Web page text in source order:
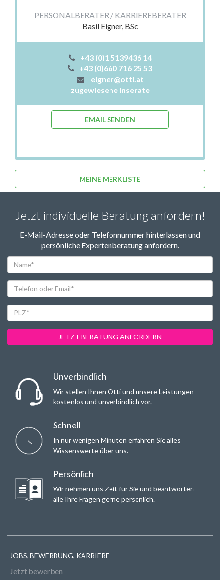
PERSONALBERATER / KARRIEREBERATER
Basil Eigner, BSc
+43 (0)1 5139436 14
+43 (0)660 716 25 53
eigner@otti.at
zugewiesene Inserate
EMAIL SENDEN
MEINE MERKLISTE
Jetzt individuelle Beratung anfordern!
E-Mail-Adresse oder Telefonnummer hinterlassen und
persönliche Expertenberatung anfordern.
oder
Email*
JETZT BERATUNG ANFORDERN
Unverbindlich
Wir stellen Ihnen Otti und unsere Leistungen
kostenlos und unverbindlich vor.
Schnell
In nur wenigen Minuten erfahren Sie alles
Wissenswerte über uns.
Persönlich
Wir nehmen uns Zeit für Sie und beantworten
alle Ihre Fragen gerne persönlich.
JOBS, BEWERBUNG, KARRIERE
Jetzt bewerben